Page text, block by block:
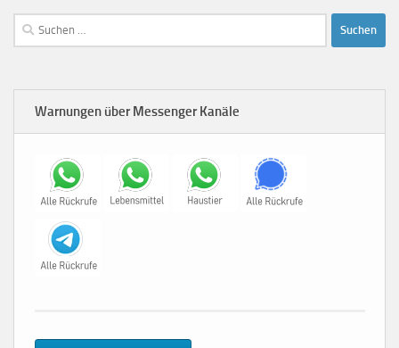
Suchen
nach:
Warnungen über Messenger Kanäle